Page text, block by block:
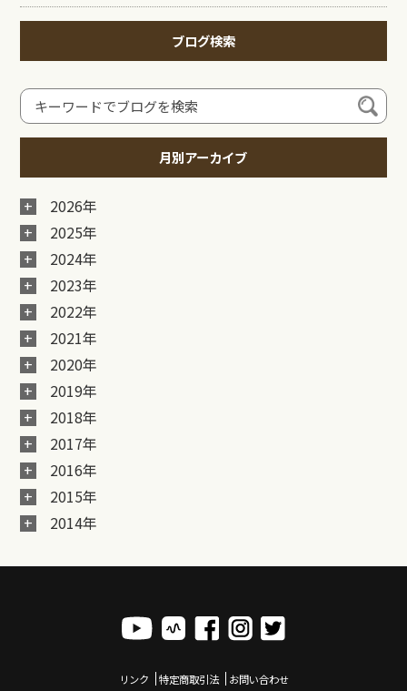
ブログ検索
月別アーカイブ
2026年
2025年
2024年
2023年
2022年
2021年
2020年
2019年
2018年
2017年
2016年
2015年
2014年
リンク 特定商取引法 お問い合わせ